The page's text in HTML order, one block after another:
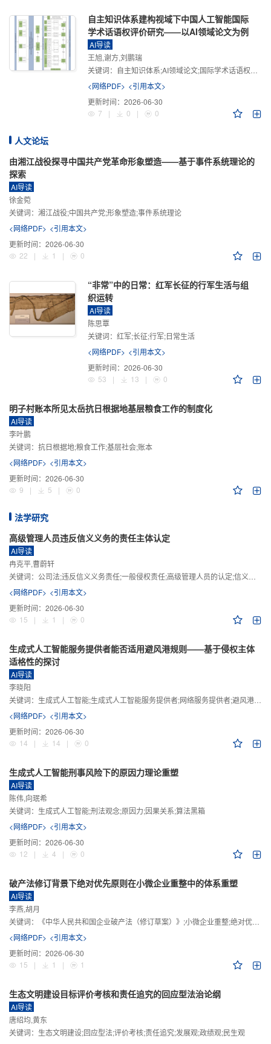
自主知识体系建构视域下中国人工智能国际
学术话语权评价研究——以AI领域论文为例
AI导读
王旭,谢方,刘鹏瑞
关键词： 自主知识体系;AI领域论文;国际学术话语权评价;学术影响力;学术感知力;学术传播力;学术引领力
<网络PDF> <引用本文>
更新时间： 2026-06-30
7
| 0 | 0
人文论坛
由湘江战役探寻中国共产党革命形象塑造——基于事件系统理论的
探索
AI导读
徐金菀
关键词： 湘江战役;中国共产党;形象塑造;事件系统理论
<网络PDF> <引用本文>
更新时间： 2026-06-30
22
| 1 | 0
“非常”中的日常：红军长征的行军生活与组
织运转
AI导读
陈思覃
关键词： 红军;长征;行军;日常生活
<网络PDF> <引用本文>
更新时间： 2026-06-30
53
| 13 | 0
明子村账本所见太岳抗日根据地基层粮食工作的制度化
AI导读
李叶鹏
关键词： 抗日根据地;粮食工作;基层社会;账本
<网络PDF> <引用本文>
更新时间： 2026-06-30
9
| 5 | 0
法学研究
高级管理人员违反信义义务的责任主体认定
AI导读
冉克平,曹蔚轩
关键词： 公司法;违反信义义务责任;一般侵权责任;高级管理人员的认定;信义义务
<网络PDF> <引用本文>
更新时间： 2026-06-30
15
| 1 | 0
生成式人工智能服务提供者能否适用避风港规则——基于侵权主体
适格性的探讨
AI导读
李晓阳
关键词： 生成式人工智能;生成式人工智能服务提供者;网络服务提供者;避风港规则;版权责任
<网络PDF> <引用本文>
更新时间： 2026-06-30
14
| 14 | 0
生成式人工智能刑事风险下的原因力理论重塑
AI导读
陈伟,向珉希
关键词： 生成式人工智能;刑法观念;原因力;因果关系;算法黑箱
<网络PDF> <引用本文>
更新时间： 2026-06-30
12
| 4 | 0
破产法修订背景下绝对优先原则在小微企业重整中的体系重塑
AI导读
李燕,胡月
关键词：
《中华人民共和国企业破产法（修订草案）》;小微企业重整;绝对优先原则;股东权益保留;预期可支配收入标准
<网络PDF> <引用本文>
更新时间： 2026-06-30
15
| 1 | 1
生态文明建设目标评价考核和责任追究的回应型法治论纲
AI导读
唐绍均,黄东
关键词： 生态文明建设;回应型法;评价考核;责任追究;发展观;政绩观;民生观